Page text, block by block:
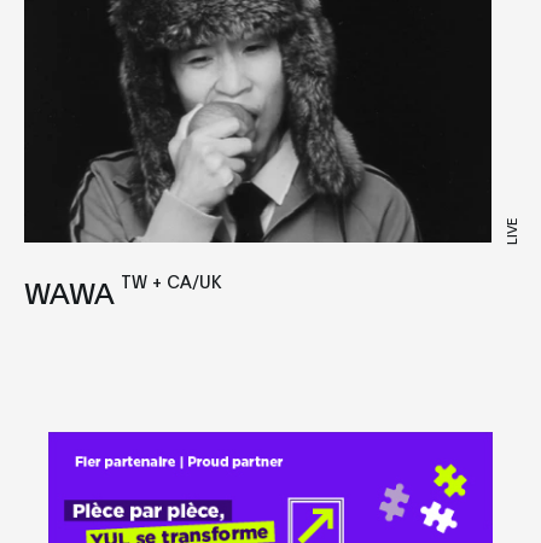
LIVE
WAWA TW + CA/UK